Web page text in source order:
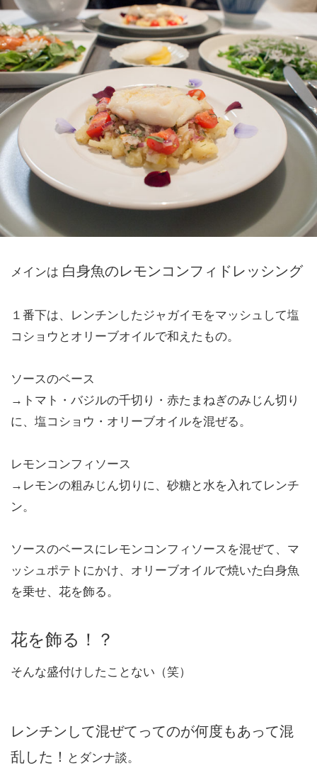
メインは 白身魚のレモンコンフィドレッシング
１番下は、レンチンしたジャガイモをマッシュして塩
コショウとオリーブオイルで和えたもの。
ソースのベース
→トマト・バジルの千切り・赤たまねぎのみじん切り
に、塩コショウ・オリーブオイルを混ぜる。
レモンコンフィソース
→レモンの粗みじん切りに、砂糖と水を入れてレンチ
ン。
ソースのベースにレモンコンフィソースを混ぜて、マ
ッシュポテトにかけ、オリーブオイルで焼いた白身魚
を乗せ、花を飾る。
花を飾る！？
そんな盛付けしたことない（笑）
レンチンして混ぜてってのが何度もあって混
乱した！
とダンナ談。